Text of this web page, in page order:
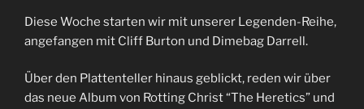
Diese Woche starten wir mit unserer Legenden-Reihe,
angefangen mit Cliff Burton und Dimebag Darrell.
Über den Plattenteller hinaus geblickt, reden wir über
das neue Album von Rotting Christ “The Heretics” und